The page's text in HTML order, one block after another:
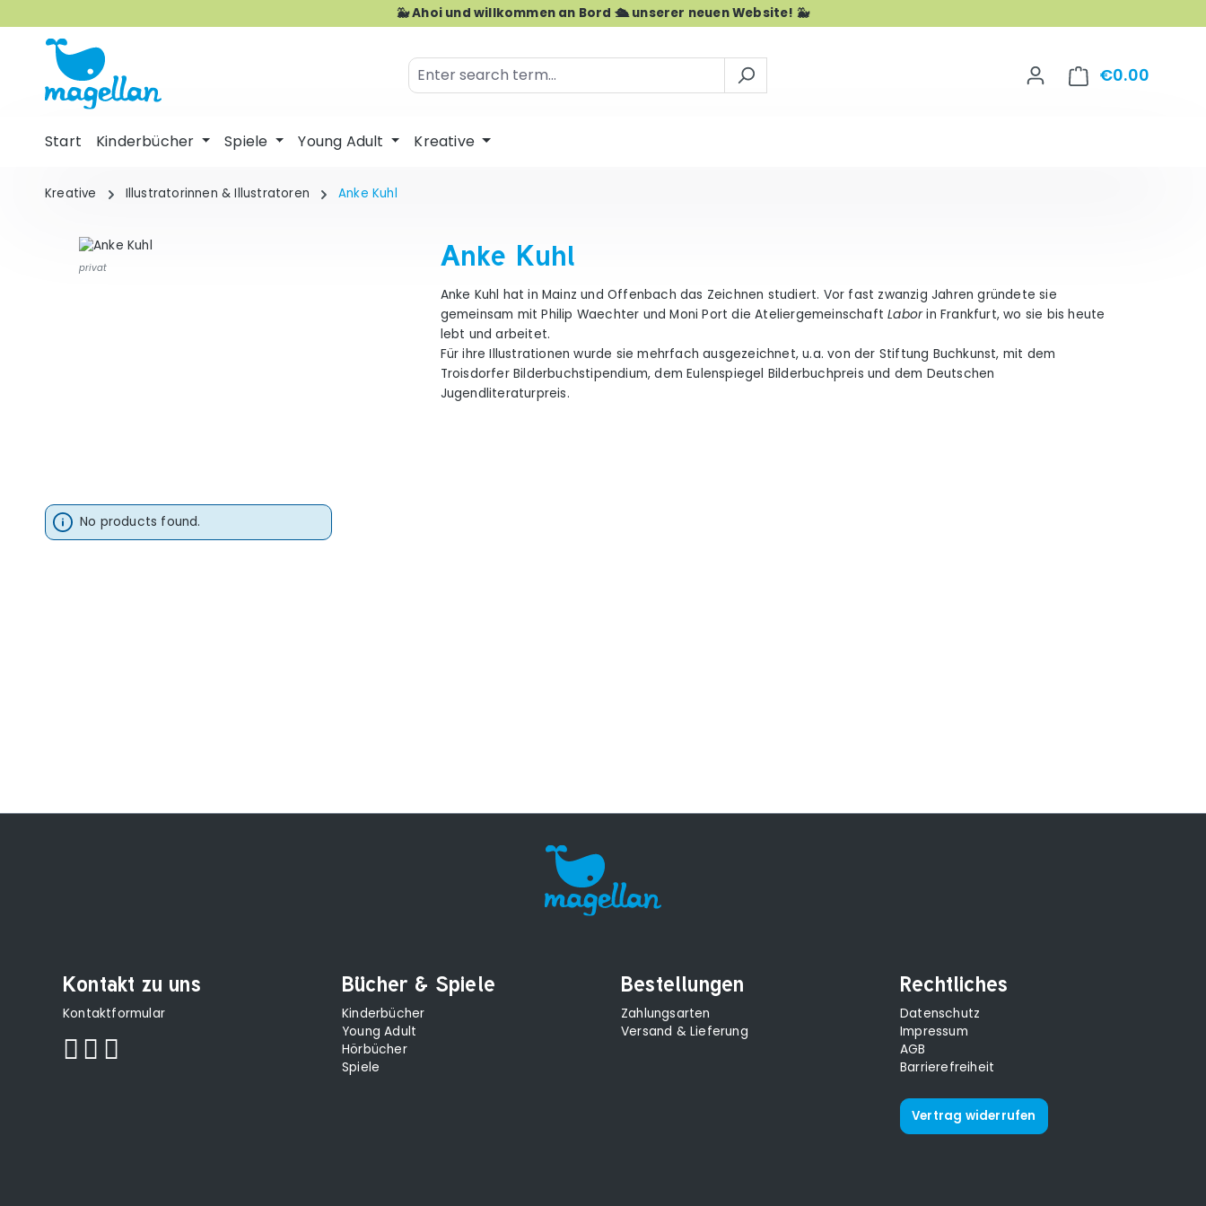
🐳 Ahoi und willkommen an Bord 🛳️ unserer neuen Website! 🐳
€0.00
Start Kinderbücher Spiele Young Adult Kreative
Kreative Illustratorinnen & Illustratoren Anke Kuhl
privat Anke Kuhl
Anke Kuhl hat in Mainz und Offenbach das Zeichnen studiert. Vor fast zwanzig Jahren gründete sie
gemeinsam mit Philip Waechter und Moni Port die AteliergemeinschaftLaborin Frankfurt, wo sie bis heute
lebt und arbeitet.
Für ihre Illustrationen wurde sie mehrfach ausgezeichnet, u.a. von der Stiftung Buchkunst, mit dem
Troisdorfer Bilderbuchstipendium, dem Eulenspiegel Bilderbuchpreis und dem Deutschen
Jugendliteraturpreis.
No products found.
Kontakt zu uns
Kontaktformular
Bücher & Spiele
Kinderbücher
Young Adult
Hörbücher
Spiele
Bestellungen
Zahlungsarten
Versand & Lieferung
Rechtliches
Datenschutz
Impressum
AGB
Barrierefreiheit
Vertrag widerrufen